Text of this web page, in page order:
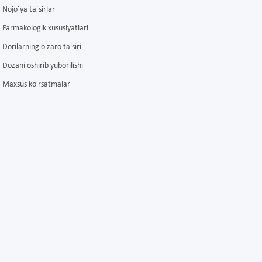
Nojo´ya ta´sirlar
Farmakologik xususiyatlari
Dorilarning o'zaro ta'siri
Dozani oshirib yuborilishi
Maxsus ko'rsatmalar